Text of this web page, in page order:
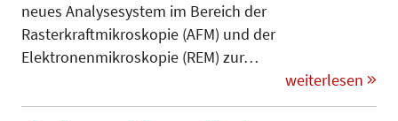
neues Analysesystem im Bereich der
Rasterkraftmikroskopie (AFM) und der
Elektronenmikroskopie (REM) zur…
weiterlesen